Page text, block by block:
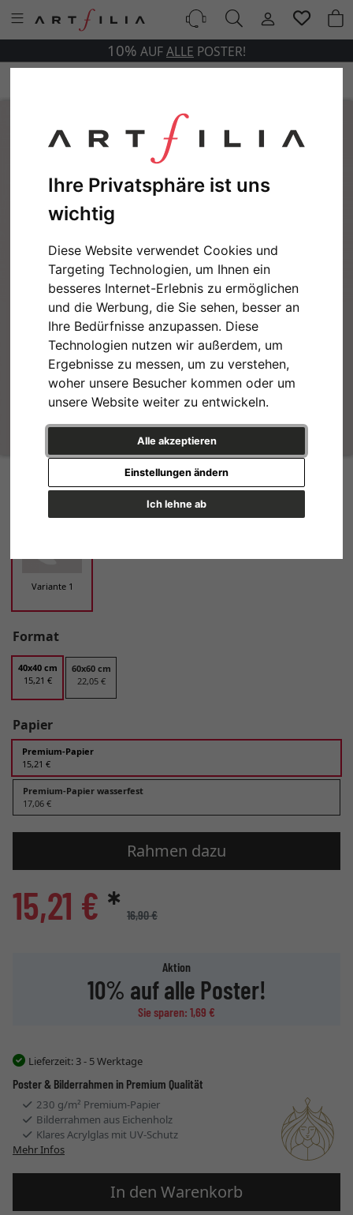
Ihre Privatsphäre ist uns
wichtig
Diese Website verwendet Cookies und
Targeting Technologien, um Ihnen ein
besseres Internet-Erlebnis zu ermöglichen
und die Werbung, die Sie sehen, besser an
Ihre Bedürfnisse anzupassen. Diese
Technologien nutzen wir außerdem, um
Ergebnisse zu messen, um zu verstehen,
woher unsere Besucher kommen oder um
unsere Website weiter zu entwickeln.
Alle akzeptieren
Ich lehne ab
Einstellungen ändern
10% AUFALLE POSTER!
Sleepy Time No. 1 Variante 1 | 40x40 cm | Premium-Papier
Design
Variante 1
Format
40x40 cm
15,21 €
60x60 cm
22,05 €
Papier
Premium-Papier
15,21 €
Premium-Papier wasserfest
17,06 €
Rahmen dazu
15,21 € * 16,90 €
Aktion
10% auf alle Poster!
Sie sparen: 1,69 €
Lieferzeit: 3 - 5 Werktage
Poster & Bilderrahmen in Premium Qualität
230 g/m² Premium-Papier
Bilderrahmen aus Eichenholz
Klares Acrylglas mit UV-Schutz
Mehr Infos
In den Warenkorb